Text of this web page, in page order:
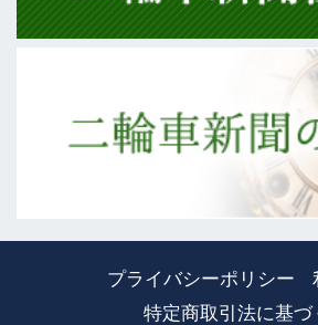
プライバシーポリシー
特定商取引法に基づ